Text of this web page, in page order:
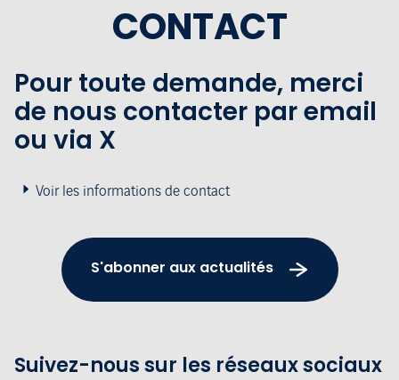
CONTACT
Pour toute demande, merci
de nous contacter par email
ou via X
Voir les informations de contact
S'abonner aux actualités
Suivez-nous sur les réseaux sociaux